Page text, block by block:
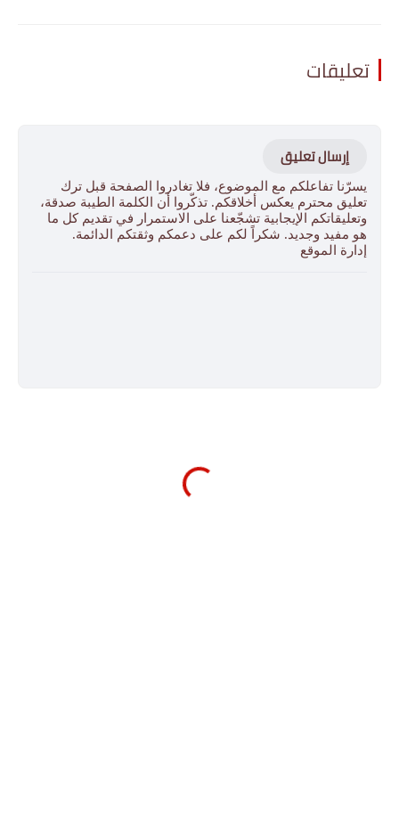
تعليقات
إرسال تعليق
يسرّنا تفاعلكم مع الموضوع، فلا تغادروا الصفحة قبل ترك
تعليق محترم يعكس أخلاقكم. تذكّروا أن الكلمة الطيبة صدقة،
وتعليقاتكم الإيجابية تشجّعنا على الاستمرار في تقديم كل ما
هو مفيد وجديد. شكراً لكم على دعمكم وثقتكم الدائمة.
إدارة الموقع